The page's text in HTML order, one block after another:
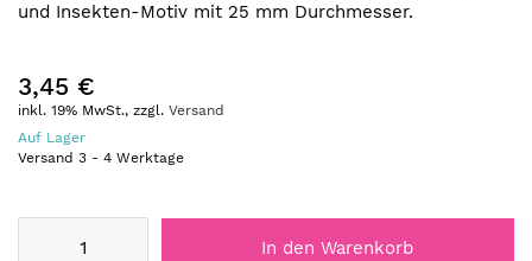
und Insekten-Motiv mit 25 mm Durchmesser.
3,45 €
inkl. 19% MwSt., zzgl. Versand
Auf Lager
Versand 3 - 4 Werktage
In den Warenkorb